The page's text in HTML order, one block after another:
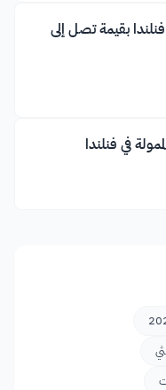
بقيمة تصل إلى